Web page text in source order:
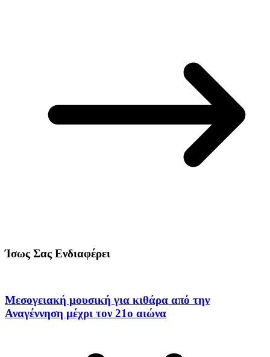
Ίσως Σας Ενδιαφέρει
Μεσογειακή μουσική για κιθάρα από την
Αναγέννηση μέχρι τον 21ο αιώνα